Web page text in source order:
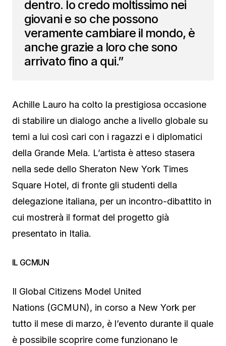
dentro. Io credo moltissimo nei
giovani e so che possono
veramente cambiare il mondo, è
anche grazie a loro che sono
arrivato fino a qui.”
Achille Lauro ha colto la prestigiosa occasione
di stabilire un dialogo anche a livello globale su
temi a lui così cari con i ragazzi e i diplomatici
della Grande Mela. L’artista è atteso stasera
nella sede dello Sheraton New York Times
Square Hotel, di fronte gli studenti della
delegazione italiana, per un incontro-dibattito in
cui mostrerà il format del progetto già
presentato in Italia.
IL GCMUN
Il Global Citizens Model United
Nations (GCMUN), in corso a New York per
tutto il mese di marzo, è l’evento durante il quale
è possibile scoprire come funzionano le